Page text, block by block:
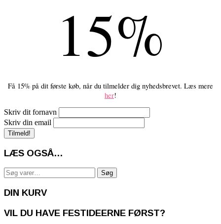
15%
Få 15% på dit første køb, når du tilmelder dig nyhedsbrevet. Læs mere
her!
Skriv dit fornavn
Skriv din email
LÆS OGSÅ…
Søg
efter:
Søg
DIN KURV
VIL DU HAVE FESTIDEERNE FØRST?